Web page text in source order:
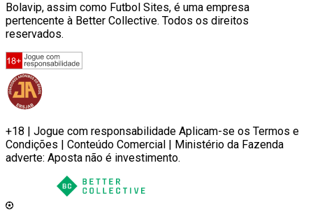
Bolavip, assim como Futbol Sites, é uma empresa
pertencente à Better Collective. Todos os direitos
reservados.
+18 | Jogue com responsabilidade Aplicam-se os Termos e
Condições | Conteúdo Comercial | Ministério da Fazenda
adverte: Aposta não é investimento.